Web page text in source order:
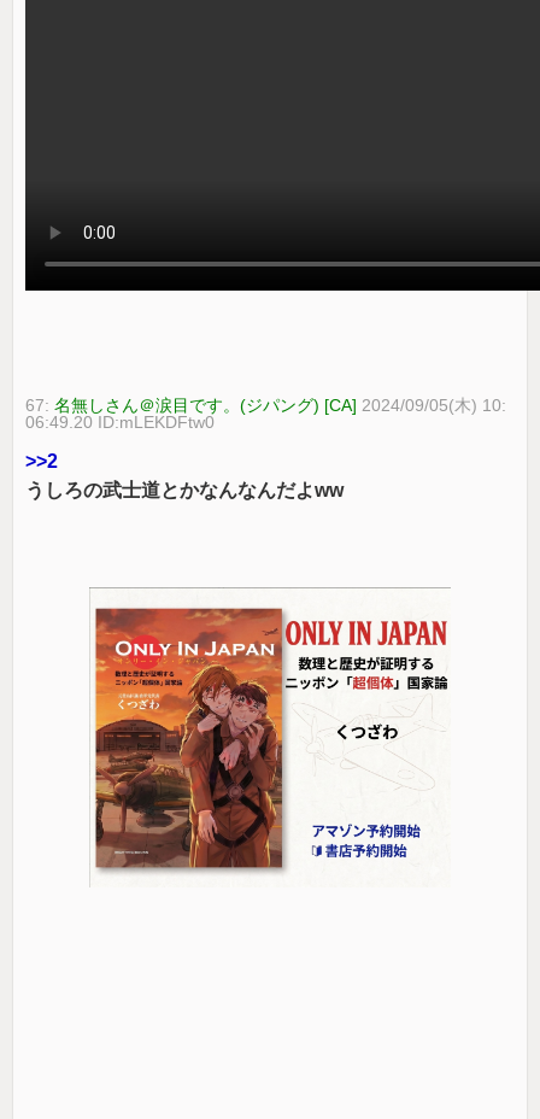
67:名無しさん＠涙目です。(ジパング) [CA] 2024/09/05(木) 10:
06:49.20 ID:mLEKDFtw0
>>2
うしろの武士道とかなんなんだよww